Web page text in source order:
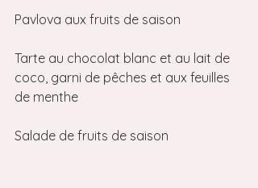
Pavlova aux fruits de saison
Tarte au chocolat blanc et au lait de
coco, garni de pêches et aux feuilles
de menthe
Salade de fruits de saison